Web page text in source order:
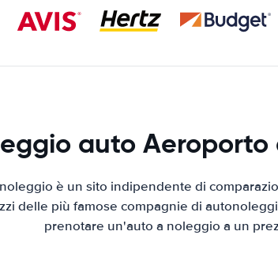
auto Aeroporto
è un sito indipendente di
delle più famose compagnie di
prenotare un'auto a noleggio a un